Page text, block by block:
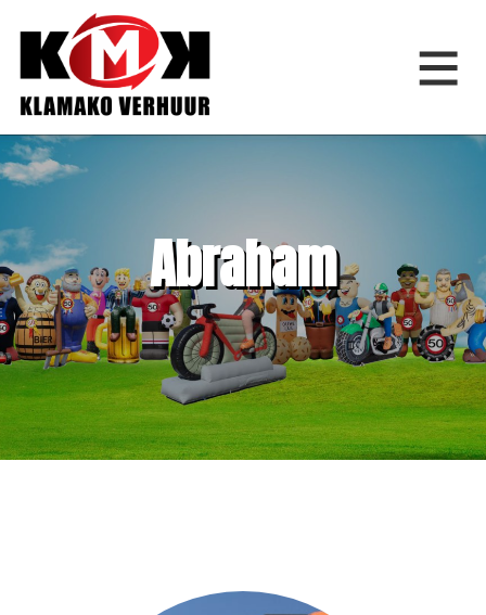
Home
Springkussens
Feestfiguren
Feestartikelen
Abraham